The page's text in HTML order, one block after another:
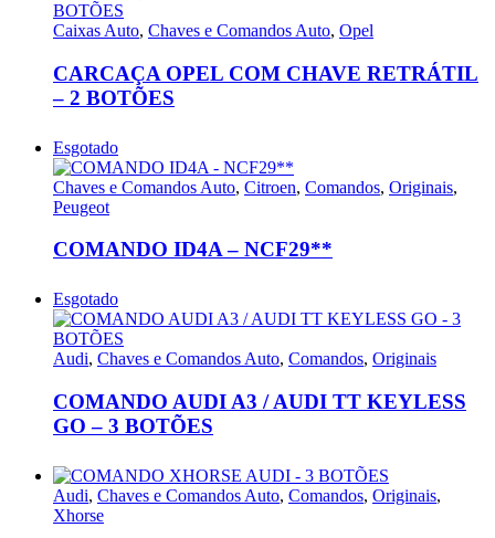
Caixas Auto, Chaves e Comandos Auto, Opel
CARCAÇA OPEL COM CHAVE RETRÁTIL
– 2 BOTÕES
Esgotado
Chaves e Comandos Auto, Citroen, Comandos, Originais,
Peugeot
COMANDO ID4A – NCF29**
Esgotado
Audi, Chaves e Comandos Auto, Comandos, Originais
COMANDO AUDI A3 / AUDI TT KEYLESS
GO – 3 BOTÕES
Audi, Chaves e Comandos Auto, Comandos, Originais,
Xhorse